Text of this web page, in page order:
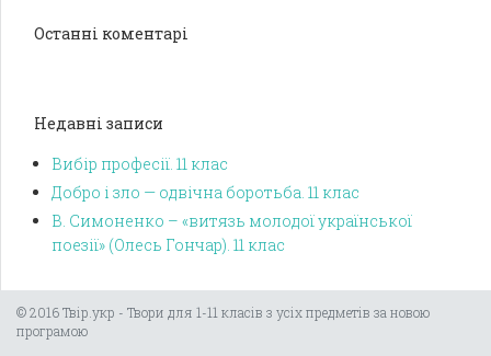
Останні коментарі
Недавні записи
Вибір професії. 11 клас
Добро і зло — одвічна боротьба. 11 клас
В. Симоненко – «витязь молодої української
поезії» (Олесь Гончар). 11 клас
© 2016 Твір.укр - Твори для 1-11 класів з усіх предметів за новою
програмою